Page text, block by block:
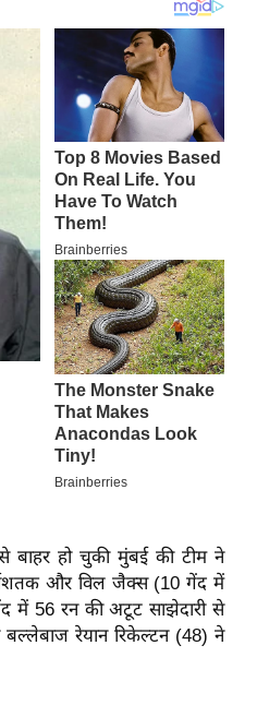
हो चुकी मुंबई की टीम ने
और विल जैक्स (10 गेंद में
में 56 रन की अटूट साझेदारी से
रेयान रिकेल्टन (48) ने